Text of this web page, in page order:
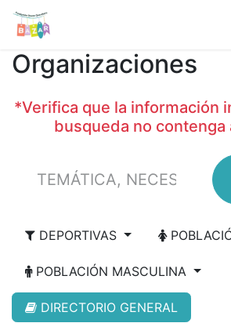
Organizaciones
*Verifica que la información
busqueda no contenga
DEPORTIVAS
POBLACIÓN MASCULINA
DIRECTORIO GENERAL